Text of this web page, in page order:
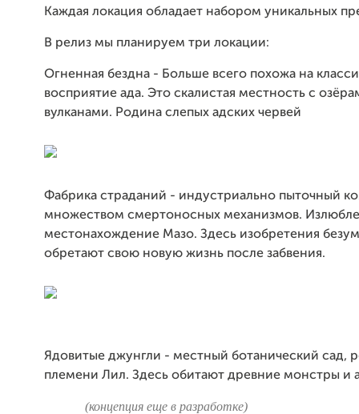
Каждая локация обладает набором уникальных
В релиз мы планируем три локации:
Огненная бездна - Больше всего похожа на
восприятие ада. Это скалистая местность с
вулканами. Родина слепых адских червей
Фабрика страданий - индустриально пыточный
множеством смертоносных механизмов.
местонахождение Мазо. Здесь изобретения
обретают свою новую жизнь после забвения.
Ядовитые джунгли - местный ботанический сад,
племени Лил. Здесь обитают древние монстры и
(концепция еще в разработке)